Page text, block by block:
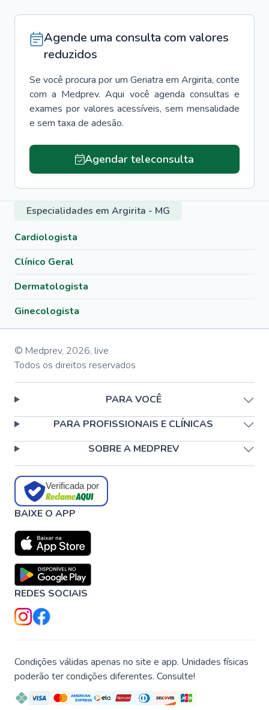
Agende uma consulta com valores
reduzidos
Se você procura por um Geriatra em Argirita, conte
com a Medprev. Aqui você agenda consultas e
exames por valores acessíveis, sem mensalidade
e sem taxa de adesão.
Agendar teleconsulta
Especialidades em Argirita - MG
Cardiologista
Clínico Geral
Dermatologista
Ginecologista
© Medprev, 2026, live
Todos os direitos reservados
PARA VOCÊ
PARA PROFISSIONAIS E CLÍNICAS
SOBRE A MEDPREV
Verificada por
BAIXE O APP
REDES SOCIAIS
Condições válidas apenas no site e app. Unidades físicas
poderão ter condições diferentes. Consulte!